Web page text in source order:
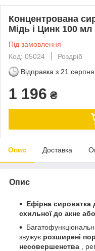
Концентрована
Мідь і Цинк 100 мл
Під замовлення
Код: 05024
Роздріб
Відправка з 21
1 196 ₴
Опис Доставка
Опис
Ефірна сироватка
схильної до акне
звужує розширені
несовершенства ,